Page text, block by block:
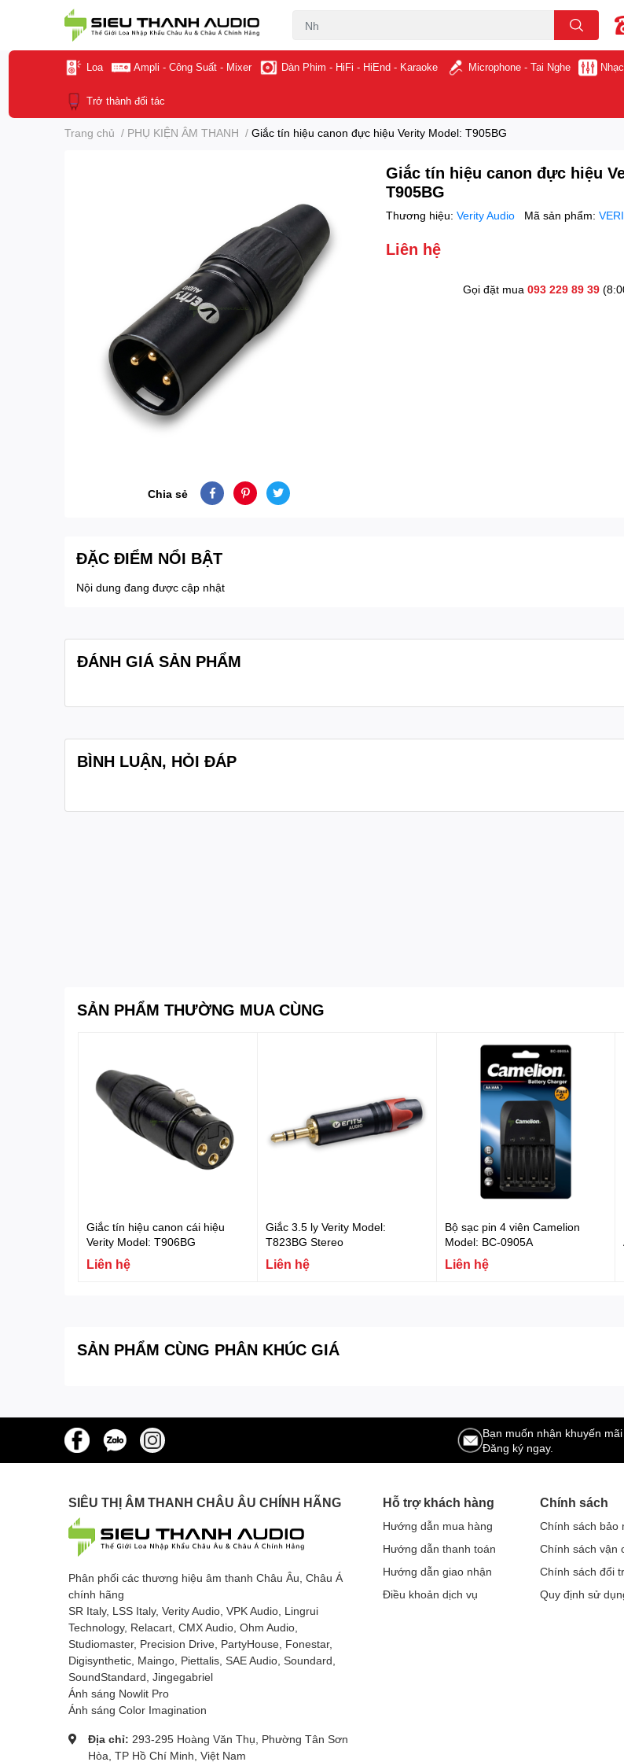
Loa Ampli - Công Suất - Mixer Dàn Phim - HiFi - HiEnd - Karaoke Microphone - Tai Nghe
Trở thành đối tác
Trang chủ / PHỤ KIỆN ÂM THANH / Giắc tín hiệu canon đực hiệu Verity Model: T905BG
Chia sẻ
Giắc tín hiệu canon đực hiệu
T905BG
Thương hiệu:Verity Audio Mã sản phẩm:
Liên hệ
Gọi đặt mua 093 229 89 39
ĐẶC ĐIỂM NỔI BẬT
Nội dung đang được cập nhật
ĐÁNH GIÁ SẢN PHẨM
BÌNH LUẬN, HỎI ĐÁP
SẢN PHẨM THƯỜNG MUA CÙNG
Giắc tín hiệu canon cái hiệu
Verity Model: T906BG
Liên hệ
Giắc 3.5 ly Verity Model:
T823BG Stereo
Liên hệ
Bộ sạc pin 4 viên Camelion
Model: BC-0905A
Liên hệ
SẢN PHẨM CÙNG PHÂN KHÚC GIÁ
Bạn muốn nhận khuyến
Đăng ký ngay.
SIÊU THỊ ÂM THANH CHÂU ÂU CHÍNH HÃNG
Phân phối các thương hiệu âm thanh Châu Âu, Châu Á
chính hãng
SR Italy, LSS Italy, Verity Audio, VPK Audio, Lingrui
Technology, Relacart, CMX Audio, Ohm Audio,
Studiomaster, Precision Drive, PartyHouse, Fonestar,
Digisynthetic, Maingo, Piettalis, SAE Audio, Soundard,
SoundStandard, Jingegabriel
Ánh sáng Nowlit Pro
Ánh sáng Color Imagination
Địa chỉ: 293-295 Hoàng Văn Thụ, Phường Tân Sơn
Hòa, TP Hồ Chí Minh, Việt Nam
Hỗ trợ khách hàng
Hướng dẫn mua hàng
Hướng dẫn thanh toán
Hướng dẫn giao nhận
Điều khoản dịch vụ
Chính sách
Chính sách bảo
Chính sách vận
Chính sách đổi
Quy định sử